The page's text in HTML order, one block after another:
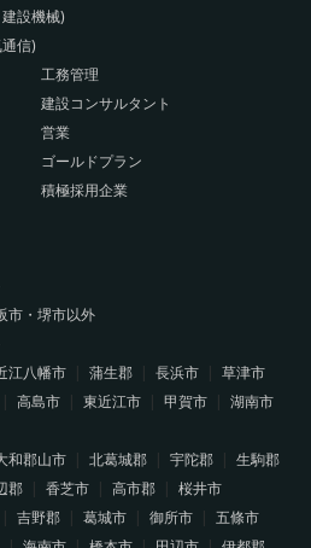
設機械)
信)
工務管理
建設コンサルタント
営業
ゴールドプラン
積極採用企業
市・堺市以外
江八幡市 蒲生郡 長浜市
草津市
高島市 東近江市 甲賀市
湖南市
和郡山市 北葛城郡 宇陀郡
生駒郡
郡 香芝市 高市郡
桜井市
吉野郡 葛城市 御所市
五條市